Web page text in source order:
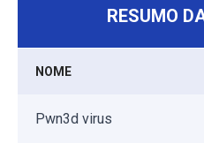
RESUMO
NOME
Pwn3d virus